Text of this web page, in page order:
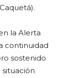
la Alerta
continuidad
sostenido
situación